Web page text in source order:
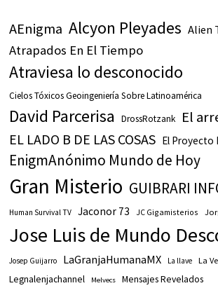
AEnigma Alcyon Pleyades Alien
Atrapados En El Tiempo
Atraviesa lo desconocido
Cielos Tóxicos Geoingeniería Sobre Latinoamérica
David Parcerisa DrossRotzank El
EL LADO B DE LAS COSAS El Proyecto
EnigmAnónimo Mundo de Hoy
Gran Misterio GUIBRARI
Human Survival TV Jaconor 73 JC Gigamisterios
Jose Luis de Mundo
Josep Guijarro LaGranjaHumanaMX La llave La
Legnalenjachannel Melvecs Mensajes Revelados